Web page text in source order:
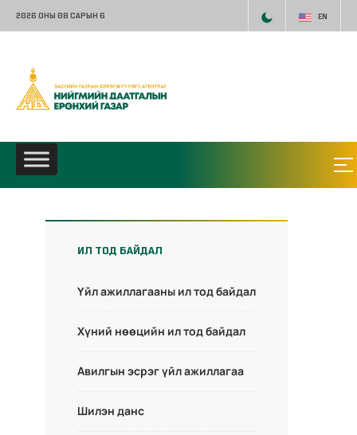
2026 ОНЫ 08 САРЫН 6 EN
ИЛ ТОД БАЙДАЛ
Үйл ажиллагааны ил тод байдал
Хүний нөөцийн ил тод байдал
Авилгын эсрэг үйл ажиллагаа
Шилэн данс